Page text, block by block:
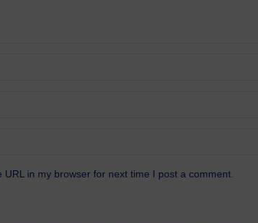
in my browser for next time I post a comment.